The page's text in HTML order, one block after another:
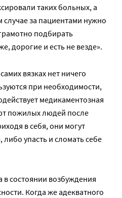
таких больных, а
случае за пациентами нужно
подбирать
дорогие и есть не везде».
вязках нет ничего
при необходимости,
медикаментозная
пожилых людей после
в себя, они могут
либо упасть и сломать себе
состоянии возбуждения
Когда же адекватного